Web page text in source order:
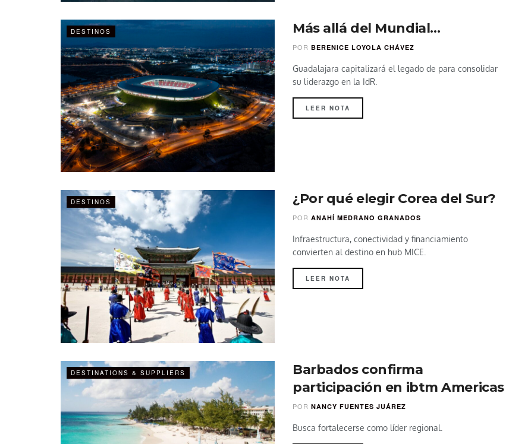
DESTINOS Más allá del Mundial…
POR BERENICE LOYOLA CHÁVEZ
Guadalajara capitalizará el legado de para consolidar
su liderazgo en la IdR.
LEER NOTA
DESTINOS ¿Por qué elegir Corea del Sur?
POR ANAHÍ MEDRANO GRANADOS
Infraestructura, conectividad y financiamiento
convierten al destino en hub MICE.
LEER NOTA
DESTINATIONS & SUPPLIERS
Barbados confirma
participación en ibtm Americas
POR NANCY FUENTES JUÁREZ
Busca fortalecerse como líder regional.